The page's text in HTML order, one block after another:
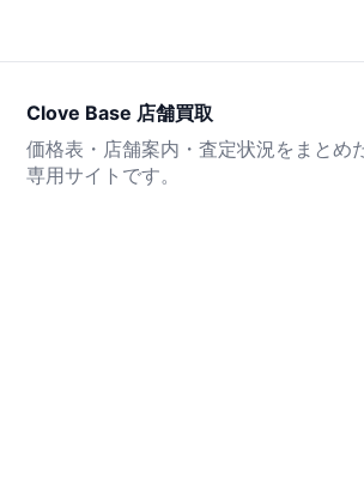
Clove Base 店舗買取
価格表・店舗案内・査定状況をまとめ
専用サイトです。